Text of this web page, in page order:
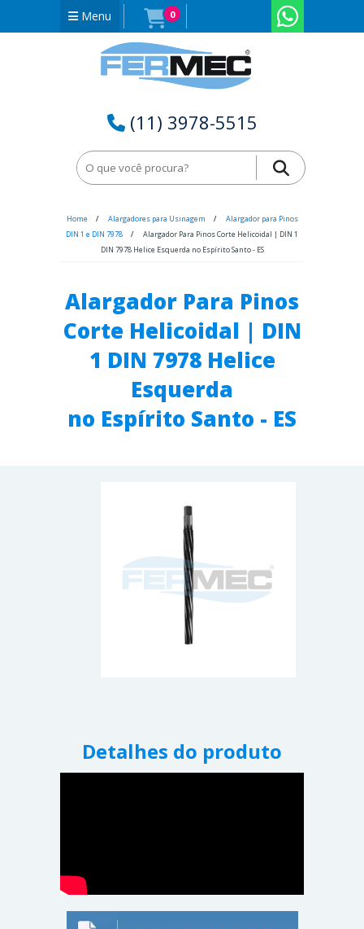
Menu 0
(11) 3978-5515
Home Alargadores para Usinagem
Alargador para Pinos
DIN 1 e DIN 7978
Alargador Para Pinos Corte Helicoidal | DIN 1
DIN 7978 Helice Esquerda no Espírito Santo - ES
Alargador Para Pinos
Corte Helicoidal | DIN
1 DIN 7978 Helice
Esquerda
no Espírito Santo - ES
Detalhes do produto